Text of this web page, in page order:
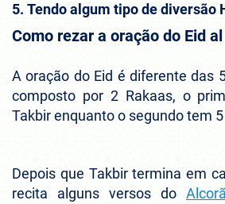
5. Tendo algum tipo de diversão
Como rezar a oração do Eid
A oração do Eid é diferente das
composto por 2 Rakaas, o
Takbir enquanto o segundo tem 5
Depois que Takbir termina em
recita alguns versos do